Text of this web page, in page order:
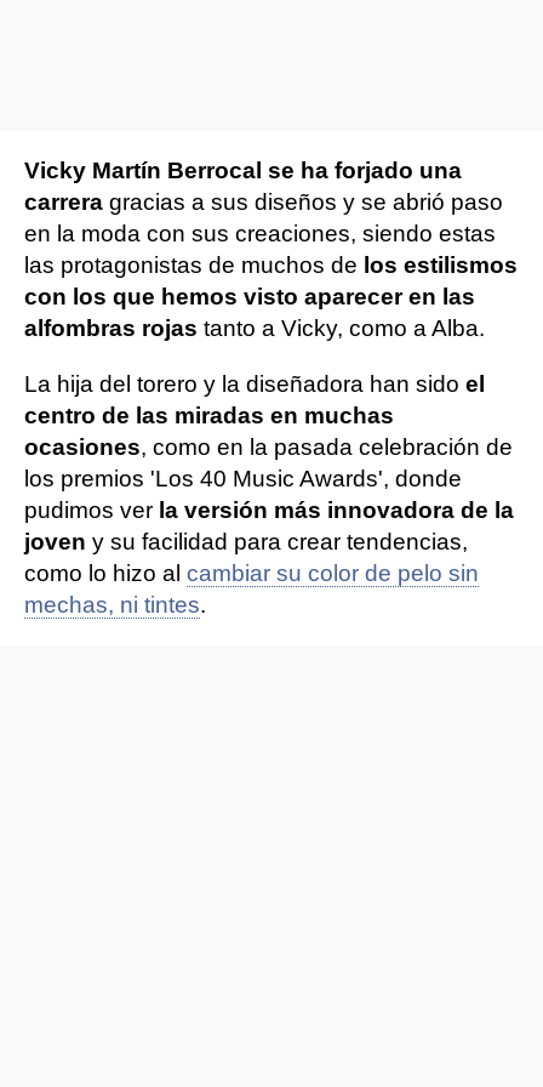
Vicky Martín Berrocal se ha forjado una
carrera gracias a sus diseños y se abrió paso
en la moda con sus creaciones, siendo estas
las protagonistas de muchos de los estilismos
con los que hemos visto aparecer en las
alfombras rojas tanto a Vicky, como a Alba.
La hija del torero y la diseñadora han sido el
centro de las miradas en muchas
ocasiones, como en la pasada celebración de
los premios 'Los 40 Music Awards', donde
pudimos ver la versión más innovadora de la
joven y su facilidad para crear tendencias,
como lo hizo al cambiar su color de pelo sin
mechas, ni tintes.